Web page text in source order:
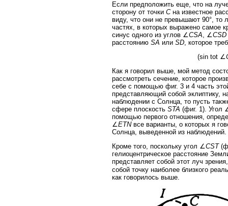
Если предположить еще, что на
сторону от точки Cна известное
виду, что они не превышают 90°, то
частях, в которых выражено самое
синус одного из углов ∠CSA, ∠CSD
расстоянию SA или SD, которое
(sin tot ∠
Как я говорил выше, мой метод
рассмотреть сечение, которое
себе с помощью фиг. 3 и 4 часть
представляющий собой эклиптику,
наблюдении с Солнца, то пусть
сфере плоскость STA (фиг. 1). Угол
помощью первого отношения,
∠ETNвсе варианты, о которых я
Солнца, выведенной из наблюдений.
Кроме того, поскольку угол ∠CST
гелиоцентрическое расстояние
представляет собой этот луч
собой точку наиболее близкого
как говорилось выше.